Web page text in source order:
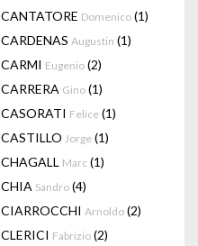
CANTATORE Domenico (1)
CARDENAS Augustin (1)
CARMI Eugenio (2)
CARRERA Gino (1)
CASORATI Felice (1)
CASTILLO Jorge (1)
CHAGALL Marc (1)
CHIA Sandro (4)
CIARROCCHI Arnoldo (2)
CLERICI Fabrizio (2)